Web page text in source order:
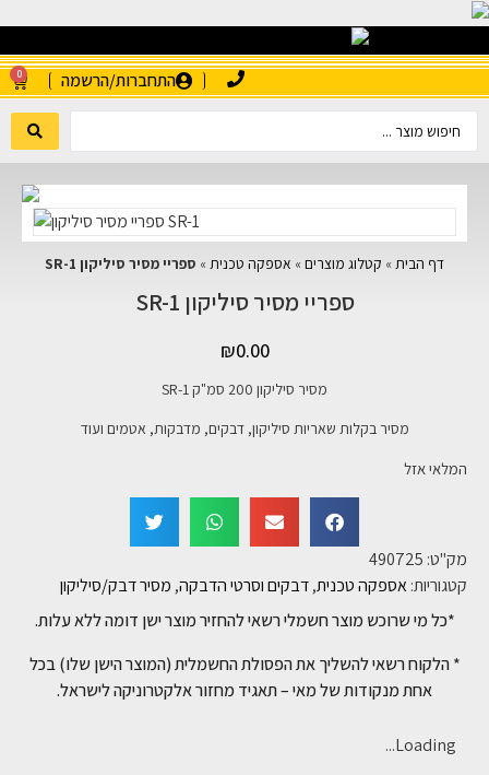
התחברות/הרשמה 0
דף הבית » קטלוג מוצרים » אספקה טכנית » ספריי מסיר סיליקון SR-1
ספריי מסיר סיליקון SR-1
₪0.00
מסיר סיליקון 200 סמ"ק SR-1
מסיר בקלות שאריות סיליקון, דבקים, מדבקות, אטמים ועוד
המלאי אזל
מק"ט: 490725
קטגוריות:אספקה טכנית,דבקים וסרטי הדבקה, מסיר דבק/סיליקון
*כל מי שרוכש מוצר חשמלי רשאי להחזיר מוצר ישן דומה ללא עלות.
* הלקוח רשאי להשליך את הפסולת החשמלית (המוצר הישן שלו) בכל
אחת מנקודות של מאי – תאגיד מחזור אלקטרוניקה לישראל.
Loading...